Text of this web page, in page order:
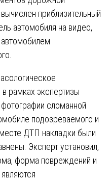
приблизительный
автомобиля на видео,
рамках экспертизы
сломанной
подозреваемого и
ДТП накладки были
Эксперт установил,
форма повреждений и